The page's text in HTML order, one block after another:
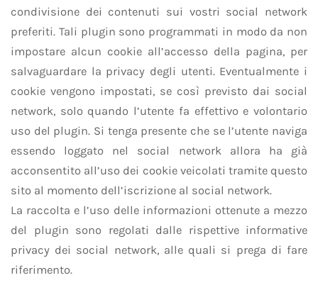
condivisione dei contenuti sui vostri social network
preferiti. Tali plugin sono programmati in modo da non
impostare alcun cookie all’accesso della pagina, per
salvaguardare la privacy degli utenti. Eventualmente i
cookie vengono impostati, se così previsto dai social
network, solo quando l’utente fa effettivo e volontario
uso del plugin. Si tenga presente che se l’utente naviga
essendo loggato nel social network allora ha già
acconsentito all’uso dei cookie veicolati tramite questo
sito al momento dell’iscrizione al social network.
La raccolta e l’uso delle informazioni ottenute a mezzo
del plugin sono regolati dalle rispettive informative
privacy dei social network, alle quali si prega di fare
riferimento.